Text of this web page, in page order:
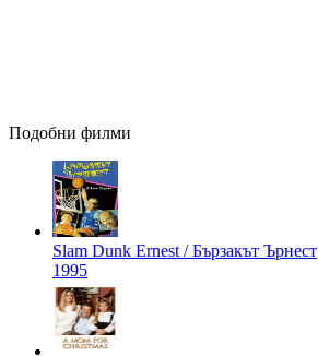
Подобни филми
Slam Dunk Ernest / Бързакът Ърнест
1995